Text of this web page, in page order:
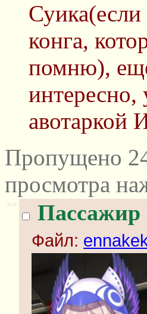
конга,
помню),
интересно,
авотаркой
Пропущено
просмотра
>> Пассажир
Файл: